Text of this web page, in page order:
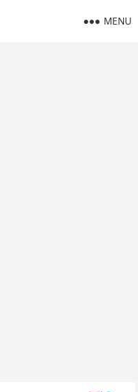
MENU